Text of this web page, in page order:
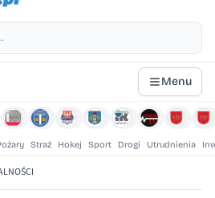
Menu
Straż Hokej Sport Drogi Utrudnienia